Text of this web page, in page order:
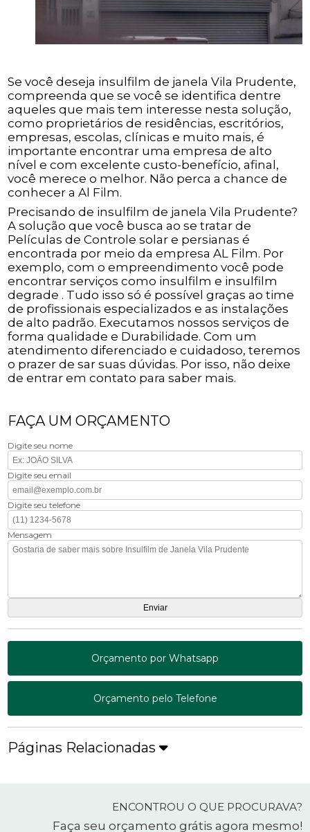
Se você deseja insulfilm de janela Vila Prudente,
compreenda que se você se identifica dentre
aqueles que mais tem interesse nesta solução,
como proprietários de residências, escritórios,
empresas, escolas, clínicas e muito mais, é
importante encontrar uma empresa de alto
nível e com excelente custo-benefício, afinal,
você merece o melhor. Não perca a chance de
conhecer a Al Film.
Precisando de insulfilm de janela Vila Prudente?
A solução que você busca ao se tratar de
Películas de Controle solar e persianas é
encontrada por meio da empresa AL Film. Por
exemplo, com o empreendimento você pode
encontrar serviços como insulfilm e insulfilm
degrade . Tudo isso só é possível graças ao time
de profissionais especializados e as instalações
de alto padrão. Executamos nossos serviços de
forma qualidade e Durabilidade. Com um
atendimento diferenciado e cuidadoso, teremos
o prazer de sar suas dúvidas. Por isso, não deixe
de entrar em contato para saber mais.
FAÇA UM ORÇAMENTO
Digite seu nome
Digite seu email
Digite seu telefone
Mensagem
Orçamento por Whatsapp
Orçamento pelo Telefone
Páginas Relacionadas
ENCONTROU O QUE PROCURAVA?
Faça seu orçamento grátis agora mesmo!